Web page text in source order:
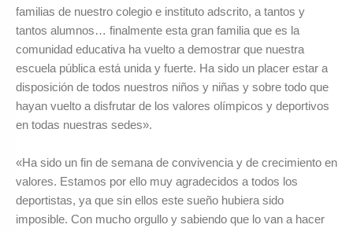
familias de nuestro colegio e instituto adscrito, a tantos y
tantos alumnos… finalmente esta gran familia que es la
comunidad educativa ha vuelto a demostrar que nuestra
escuela pública está unida y fuerte. Ha sido un placer estar a
disposición de todos nuestros niños y niñas y sobre todo que
hayan vuelto a disfrutar de los valores olímpicos y deportivos
en todas nuestras sedes».
«Ha sido un fin de semana de convivencia y de crecimiento en
valores. Estamos por ello muy agradecidos a todos los
deportistas, ya que sin ellos este sueño hubiera sido
imposible. Con mucho orgullo y sabiendo que lo van a hacer